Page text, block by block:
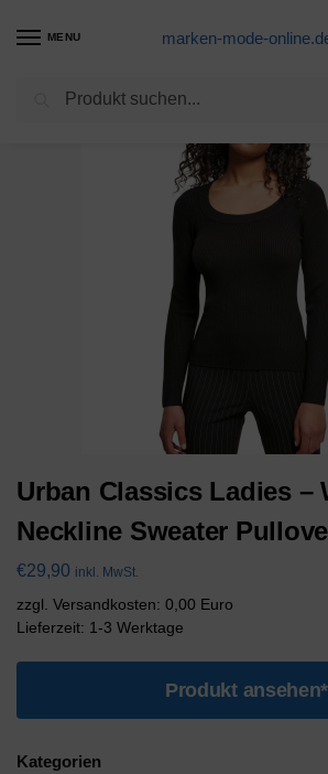
MENU marken-mode-
FRAUEN / Sweatshirts
Urban Classics Ladies –
Neckline Sweater
€29,90 inkl. MwSt.
zzgl. Versandkosten: 0,00 Euro
Lieferzeit: 1-3 Werktage
Produkt ansehen*
Kategorien